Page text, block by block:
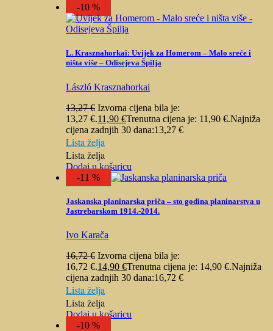
-10 %
L. Krasznahorkai: Uvijek za Homerom – Malo sreće i
ništa više – Odisejeva Špilja
László Krasznahorkai
13,27€ Izvorna cijena bila je:
13,27 €.11,90 €Trenutna cijena je: 11,90 €.Najniža
cijena zadnjih 30 dana:13,27 €
Lista želja
Lista želja
Dodaj u košaricu
-11 %
Jaskanska planinarska priča – sto godina planinarstva u
Jastrebarskom 1914.-2014.
Ivo Karača
16,72€ Izvorna cijena bila je:
16,72 €.14,90 €Trenutna cijena je: 14,90 €.Najniža
cijena zadnjih 30 dana:16,72 €
Lista želja
Lista želja
Dodaj u košaricu
-10 %